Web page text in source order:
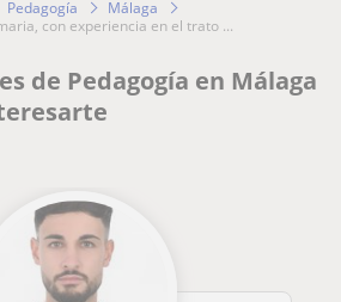
Pedagogía
Málaga
con experiencia en el trato ...
de Pedagogía en Málaga